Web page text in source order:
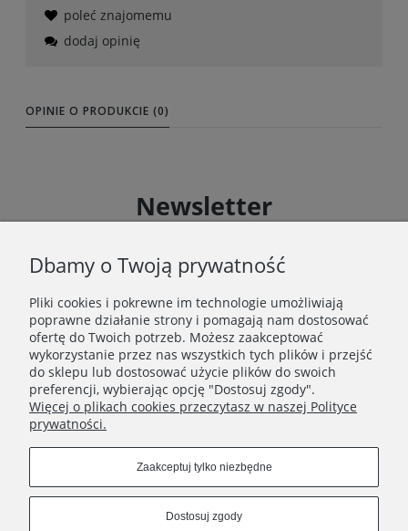
poleć znajomemu
dodaj opinię
OPINIE O PRODUKCIE (0)
Newsletter
zgodnie z Regulaminem akcji promocyjnej
Zapisz się
Zapisując się do Newslettera wyrażasz zgodę na
przetwarzanie Twoich danych osobowych zgodnie z
Polityką prywatności oraz otrzymywanie drogą
elektroniczną informacji handlowej zgodnie z
Regulaminem Newslettera.
REGULAMINY
Dbamy o Twoją prywatność
Pliki cookies i pokrewne im technologie umożliwiają
poprawne działanie strony i pomagają nam dostosować
ofertę do Twoich potrzeb. Możesz zaakceptować
wykorzystanie przez nas wszystkich tych plików i przejść
do sklepu lub dostosować użycie plików do swoich
preferencji, wybierając opcję "Dostosuj zgody".
Więcej o plikach cookies przeczytasz w naszej Polityce
prywatności.
Zaakceptuj tylko niezbędne
Dostosuj zgody